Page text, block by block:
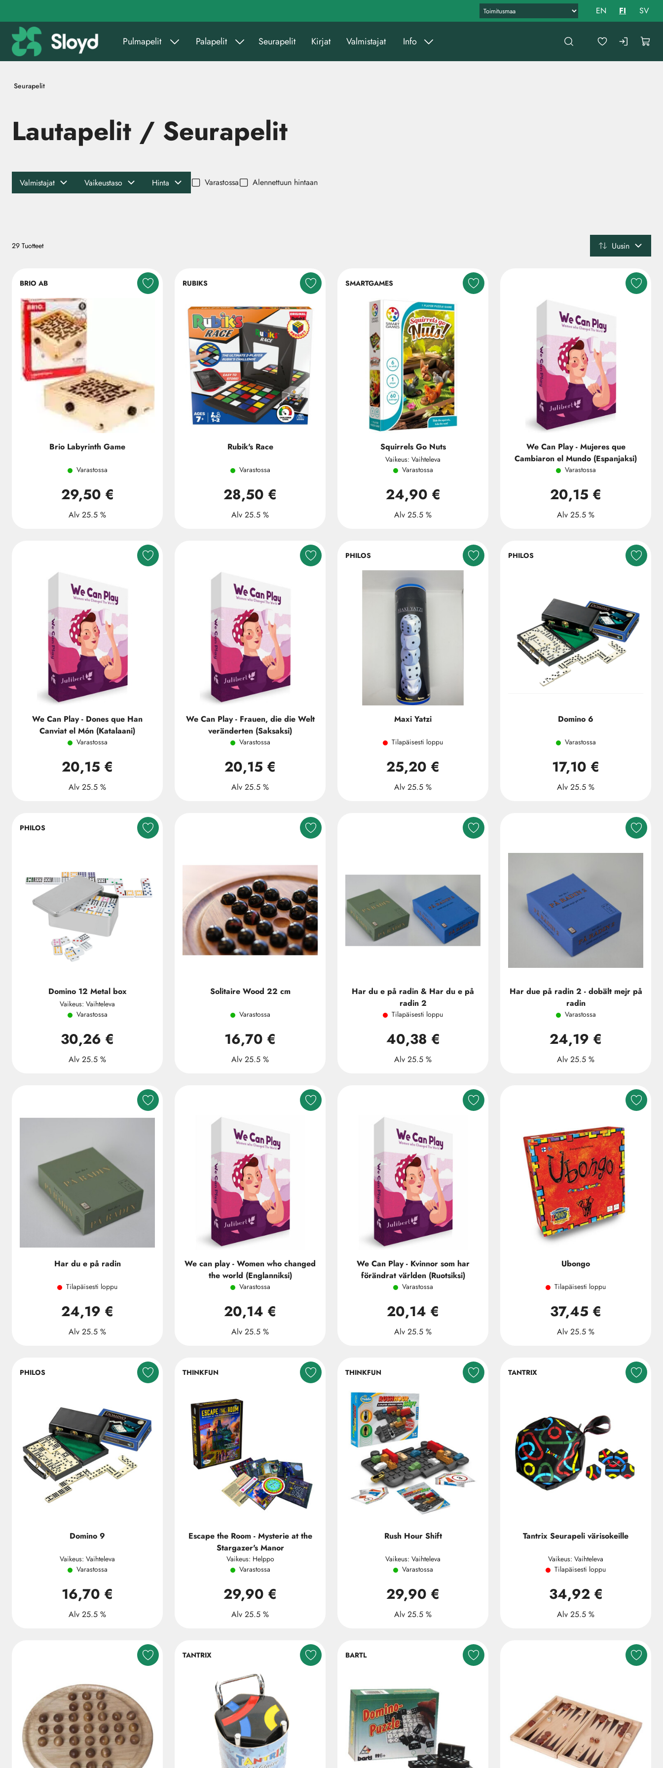
Pulmapelit Palapelit Seurapelit Kirjat Valmistajat Info
EN FI SV
Seurapelit
Lautapelit / Seurapelit
Valmistajat Vaikeustaso Hinta Varastossa Alennettuun hintaan
Uusin
29 Tuotteet
BRIO AB
Brio Labyrinth Game
Varastossa
29,50 €
Alv 25.5 %
RUBIKS
Rubik's Race
Varastossa
28,50 €
Alv 25.5 %
SMARTGAMES
Squirrels Go Nuts
Vaikeus: Vaihteleva
Varastossa
24,90 €
Alv 25.5 %
We Can Play - Mujeres que
Cambiaron el Mundo (Espanjaksi)
Varastossa
20,15 €
Alv 25.5 %
We Can Play - Dones que Han
Canviat el Món (Katalaani)
Varastossa
20,15 €
Alv 25.5 %
We Can Play - Frauen, die die Welt
veränderten (Saksaksi)
Varastossa
20,15 €
Alv 25.5 %
PHILOS
Maxi Yatzi
Tilapäisesti loppu
25,20 €
Alv 25.5 %
PHILOS
Domino 6
Varastossa
17,10 €
Alv 25.5 %
PHILOS
Domino 12 Metal box
Vaikeus: Vaihteleva
Varastossa
30,26 €
Alv 25.5 %
Solitaire Wood 22 cm
Varastossa
16,70 €
Alv 25.5 %
Har du e på radin & Har du e på
radin 2
Tilapäisesti loppu
40,38 €
Alv 25.5 %
Har due på radin 2 - dobält mejr på
radin
Varastossa
24,19 €
Alv 25.5 %
Har du e på radin
Tilapäisesti loppu
24,19 €
Alv 25.5 %
We can play - Women who changed
the world (Englanniksi)
Varastossa
20,14 €
Alv 25.5 %
We Can Play - Kvinnor som har
förändrat världen (Ruotsiksi)
Varastossa
20,14 €
Alv 25.5 %
Ubongo
Tilapäisesti loppu
37,45 €
Alv 25.5 %
PHILOS
Domino 9
Vaikeus: Vaihteleva
Varastossa
16,70 €
Alv 25.5 %
THINKFUN
Escape the Room - Mysterie at the
Stargazer's Manor
Vaikeus: Helppo
Varastossa
29,90 €
Alv 25.5 %
THINKFUN
Rush Hour Shift
Vaikeus: Vaihteleva
Varastossa
29,90 €
Alv 25.5 %
TANTRIX
Tantrix Seurapeli värisokeille
Vaikeus: Vaihteleva
Tilapäisesti loppu
34,92 €
Alv 25.5 %
TANTRIX BARTL